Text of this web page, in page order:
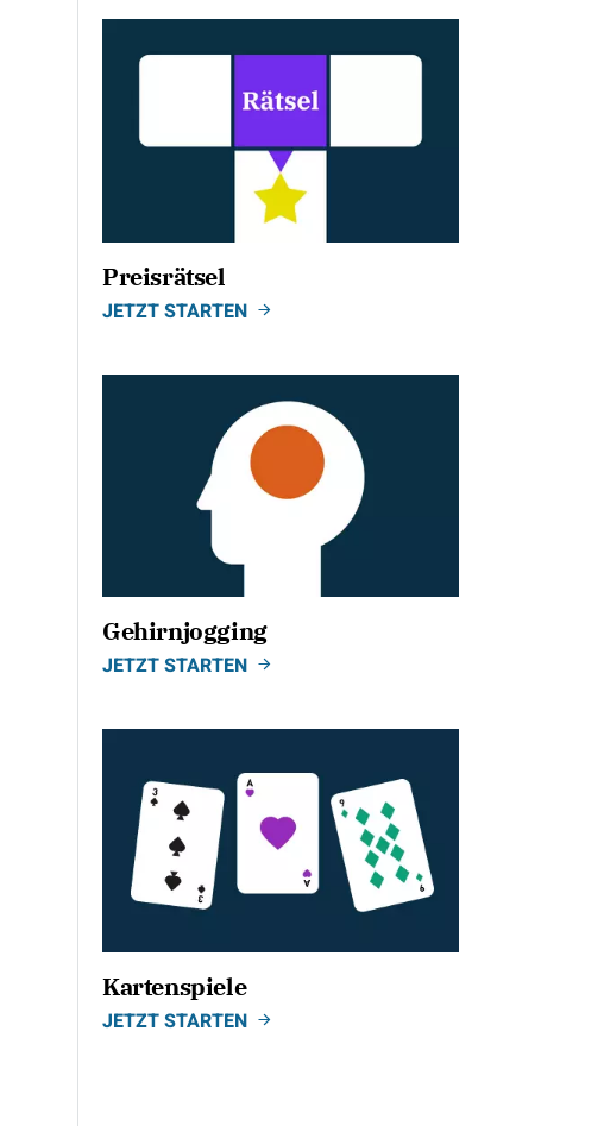
Preisrätsel
JETZT STARTEN
Gehirnjogging
JETZT STARTEN
Kartenspiele
JETZT STARTEN